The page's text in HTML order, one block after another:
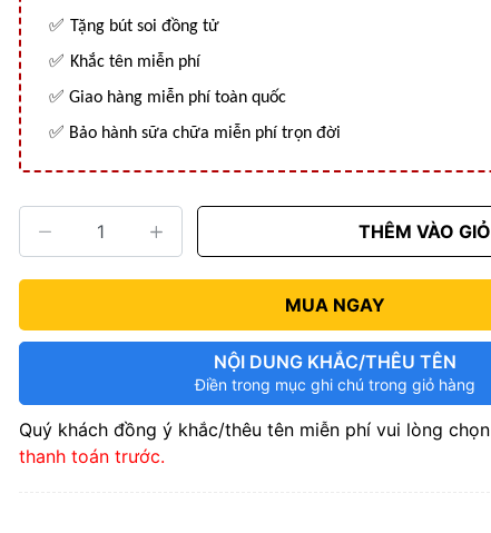
✅ Tặng bút soi đồng tử
✅ Khắc tên miễn phí
✅ Giao hàng miễn phí toàn quốc
✅ Bảo hành sữa chữa miễn phí trọn đời
THÊM VÀO GIỎ
MUA NGAY
NỘI DUNG KHẮC/THÊU TÊN
Điền trong mục ghi chú trong giỏ hàng
Quý khách đồng ý khắc/thêu tên miễn phí vui lòng chọn
thanh toán trước.